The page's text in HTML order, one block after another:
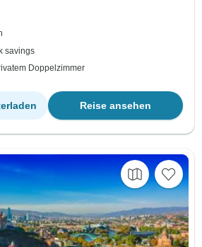
savings
Doppelzimmer
Reise ansehen